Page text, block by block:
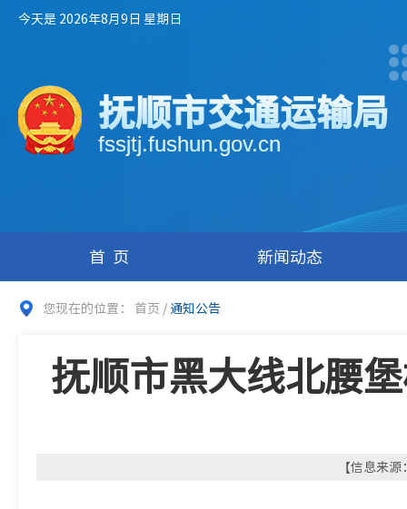
今天是 2026年8月9日 星期日
抚顺市交通运输局
fssjtj.fushun.gov.cn
首页 新闻动态
您现在的位置： 首页 / 通知公告
抚顺市黑大线北腰
【信息来